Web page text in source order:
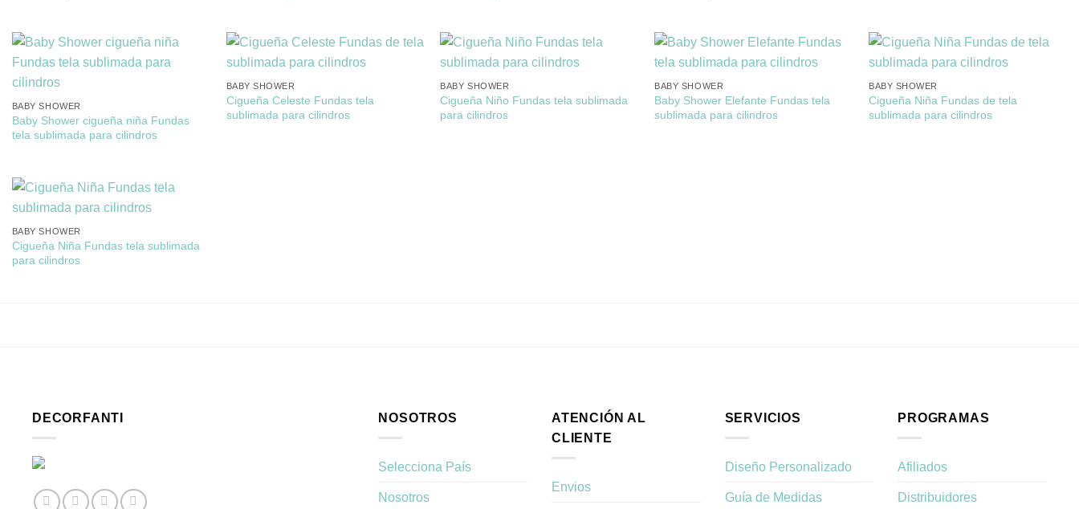
BABY SHOWER
Baby Shower cigueña niña Fundas
tela sublimada para cilindros
BABY SHOWER
Cigueña Celeste Fundas tela
sublimada para cilindros
BABY SHOWER
Cigueña Niño Fundas tela sublimada
para cilindros
BABY SHOWER
Baby Shower Elefante Fundas tela
sublimada para cilindros
BABY SHOWER
Cigueña Niña Fundas de tela
sublimada para cilindros
BABY SHOWER
Cigueña Niña Fundas tela sublimada
para cilindros
DECORFANTI NOSOTROS
Selecciona País
Nosotros
ATENCIÓN AL
CLIENTE
Envios
SERVICIOS
Diseño Personalizado
Guía de Medidas
PROGRAMAS
Afiliados
Distribuidores